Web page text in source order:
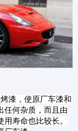
漆，使原厂车漆和
任何杂质，而且由
寿命也比较长。